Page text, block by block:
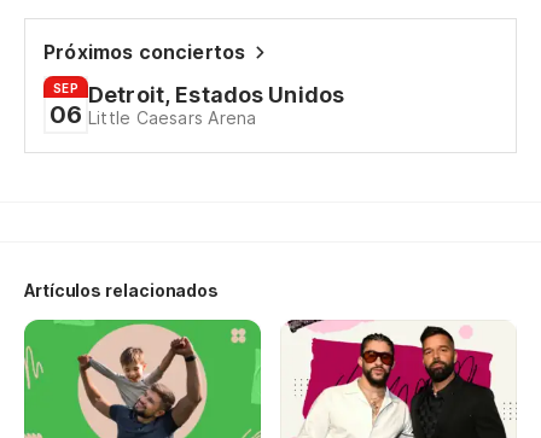
Próximos conciertos
SEP
06
Detroit, Estados Unidos
Little Caesars Arena
Artículos relacionados